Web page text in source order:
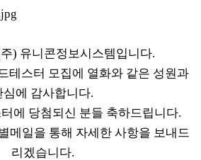
) 유니콘정보시스템입니다.
테스터 모집에 열화와 같은 성원과
심에 감사합니다.
에 당첨되신 분들 축하드립니다.
메일을 통해 자세한 사항을 보내드
리겠습니다.